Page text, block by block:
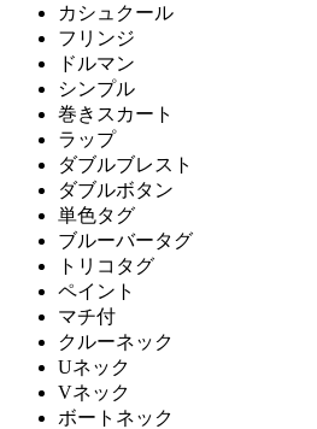
カシュクール
フリンジ
ドルマン
シンプル
巻きスカート
ラップ
ダブルブレスト
ダブルボタン
単色タグ
ブルーバータグ
トリコタグ
ペイント
マチ付
クルーネック
Uネック
Vネック
ボートネック